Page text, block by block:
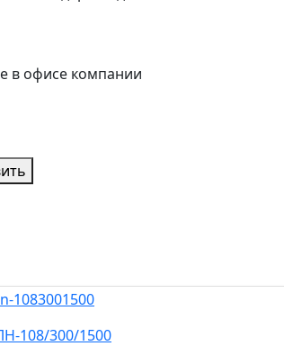
в офисе компании
108/300/1500